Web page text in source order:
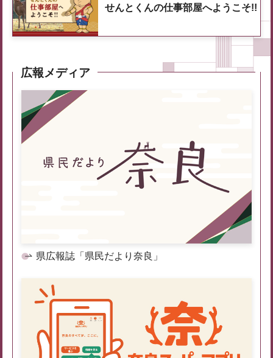
せんとくんの仕事部屋へようこそ!!
広報メディア
県広報誌「県民だより奈良」